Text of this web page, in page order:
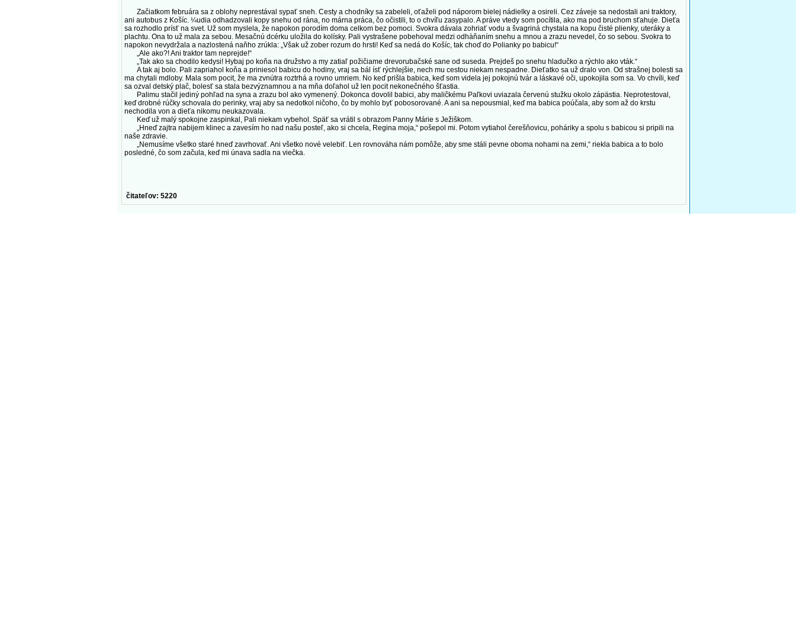
Začiatkom februára sa z oblohy neprestával sypať sneh. Cesty a chodníky sa zabeleli, oťaželi pod náporom bielej nádielky a osireli. Cez záveje sa nedostali ani traktory,
ani autobus z Košíc. ¼udia odhadzovali kopy snehu od rána, no márna práca, čo očistili, to o chvíľu zasypalo. A práve vtedy som pocítila, ako ma pod bruchom sťahuje. Dieťa
sa rozhodlo prísť na svet. Už som myslela, že napokon porodím doma celkom bez pomoci. Svokra dávala zohriať vodu a švagriná chystala na kopu čisté plienky, uteráky a
plachtu. Ona to už mala za sebou. Mesačnú dcérku uložila do kolísky. Pali vystrašene pobehoval medzi odhàňaním snehu a mnou a zrazu nevedel, čo so sebou. Svokra to
napokon nevydržala a nazlostená naňho zrúkla: „Však už zober rozum do hrsti! Keď sa nedá do Košíc, tak choď do Polianky po babicu!“
„Ale ako?! Ani traktor tam neprejde!“
„Tak ako sa chodilo kedysi! Hybaj po koňa na družstvo a my zatiaľ požičiame drevorubačské sane od suseda. Prejdeš po snehu hladučko a rýchlo ako vták.“
A tak aj bolo. Pali zapriahol koňa a priniesol babicu do hodiny, vraj sa bál ísť rýchlejšie, nech mu cestou niekam nespadne. Dieťatko sa už dralo von. Od strašnej bolesti sa
ma chytali mdloby. Mala som pocit, že ma zvnútra roztrhá a rovno umriem. No keď prišla babica, keď som videla jej pokojnú tvár a láskavé oči, upokojila som sa. Vo chvíli, keď
sa ozval detský plač, bolesť sa stala bezvýznamnou a na mňa doľahol už len pocit nekonečného šťastia.
Palimu stačil jediný pohľad na syna a zrazu bol ako vymenený. Dokonca dovolil babici, aby maličkému Paľkovi uviazala červenú stužku okolo zápästia. Neprotestoval,
keď drobné rúčky schovala do perinky, vraj aby sa nedotkol ničoho, čo by mohlo byť pobosorované. A ani sa nepousmial, keď ma babica poúčala, aby som až do krstu
nechodila von a dieťa nikomu neukazovala.
Keď už malý spokojne zaspinkal, Pali niekam vybehol. Späť sa vrátil s obrazom Panny Márie s Ježiškom.
„Hneď zajtra nabijem klinec a zavesím ho nad našu posteľ, ako si chcela, Regina moja,“ pošepol mi. Potom vytiahol čerešňovicu, poháriky a spolu s babicou si pripili na
naše zdravie.
„Nemusíme všetko staré hneď zavrhovať. Ani všetko nové velebiť. Len rovnováha nám pomôže, aby sme stáli pevne oboma nohami na zemi,“ riekla babica a to bolo
posledné, čo som začula, keď mi únava sadla na viečka.
čitateľov: 5220